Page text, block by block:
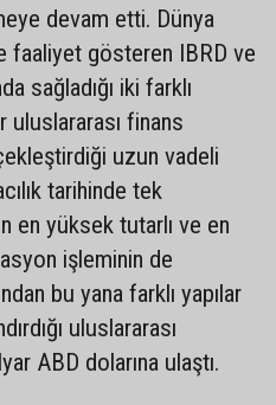
devam etti. Dünya
faaliyet gösteren IBRD ve
sağladığı iki farklı
uluslararası finans
uzun vadeli
tarihinde tek
en yüksek tutarlı ve en
işleminin de
bu yana farklı yapılar
uluslararası
ABD dolarına ulaştı.